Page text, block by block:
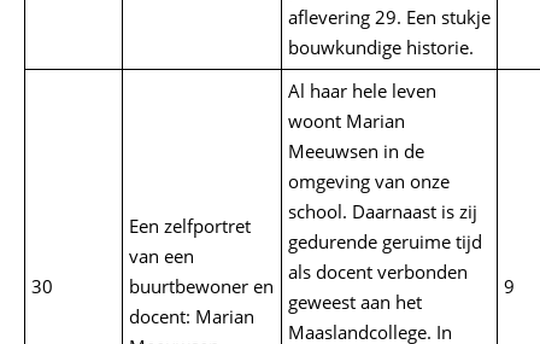
aflevering 29. Een stukje
bouwkundige historie.
30
Een zelfportret
van een
buurtbewoner en
docent: Marian
Al haar hele leven
woont Marian
Meeuwsen in de
omgeving van onze
school. Daarnaast is zij
gedurende geruime tijd
als docent verbonden
geweest aan het
Maaslandcollege. In
9